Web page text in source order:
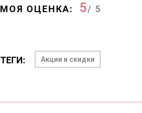
МОЯ ОЦЕНКА: 5/ 5
ТЕГИ: Акции и скидки